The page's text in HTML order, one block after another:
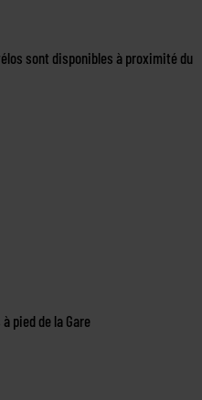
sont disponibles à proximité du
pied de la Gare